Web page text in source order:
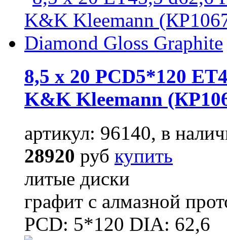
8,5 x 20 PCD5*120
K&K Kleemann
артикул: 96140, в
28920 руб купить
литые диски
графит с алмазной
PCD: 5*120 DIA: 62,6